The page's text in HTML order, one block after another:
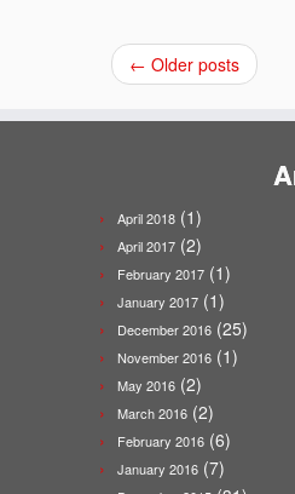
← Older posts
April 2018 (1)
April 2017 (2)
February 2017 (1)
January 2017 (1)
December 2016 (25)
November 2016 (1)
May 2016 (2)
March 2016 (2)
February 2016 (6)
January 2016 (7)